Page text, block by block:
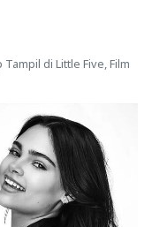
di Little Five, Film